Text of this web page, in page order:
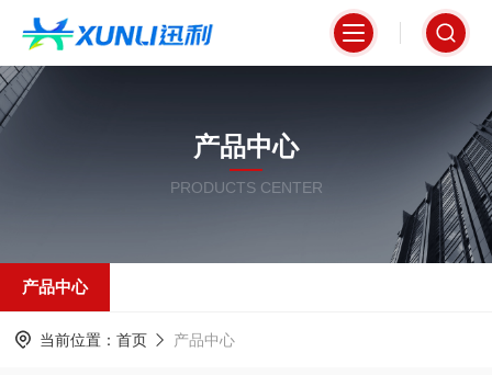
产品中心
PRODUCTS CENTER
产品中心
当前位置： 首页 产品中心